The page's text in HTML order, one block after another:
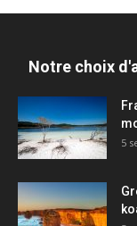
Notre choix
5